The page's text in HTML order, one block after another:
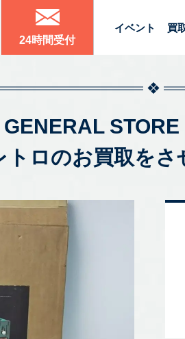
24時間受付
イベント 買
トロのお買取をさ